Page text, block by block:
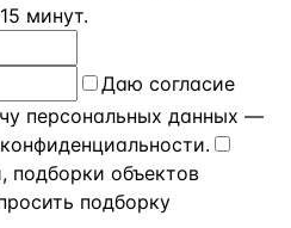
минут.
Даю согласие
персональных данных —
.
подборки объектов
подборку